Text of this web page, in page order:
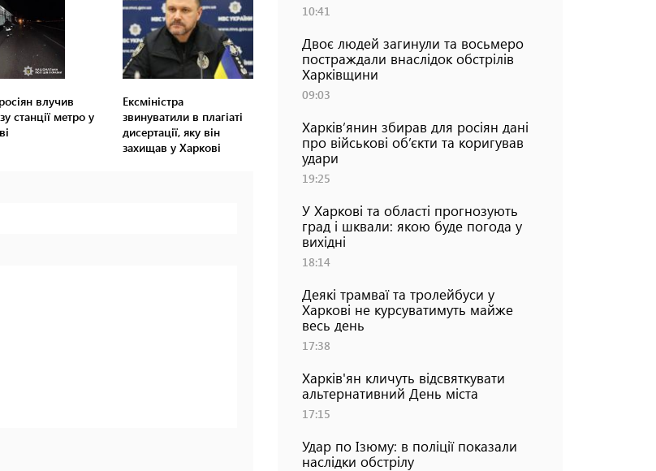
влучив
станції метро у
Ексміністра
звинуватили в плагіаті
дисертації, яку він
захищав у Харкові
10:41
Двоє людей загинули та восьмеро
постраждали внаслідок обстрілів
Харківщини
09:03
Харків’янин збирав для росіян дані
про військові об’єкти та коригував
удари
19:25
У Харкові та області прогнозують
град і шквали: якою буде погода у
вихідні
18:14
Деякі трамваї та тролейбуси у
Харкові не курсуватимуть майже
весь день
17:38
Харків'ян кличуть відсвяткувати
альтернативний День міста
17:15
Удар по Ізюму: в поліції показали
наслідки обстрілу